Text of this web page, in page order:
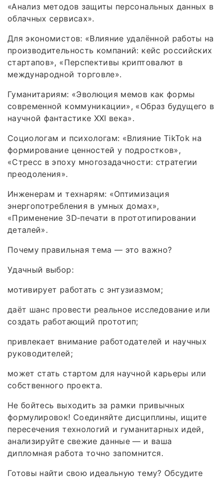
«Анализ методов защиты персональных данных в
облачных сервисах».
Для экономистов: «Влияние удалённой работы на
производительность компаний: кейс российских
стартапов», «Перспективы криптовалют в
международной торговле».
Гуманитариям: «Эволюция мемов как формы
современной коммуникации», «Образ будущего в
научной фантастике XXI века».
Социологам и психологам: «Влияние TikTok на
формирование ценностей у подростков»,
«Стресс в эпоху многозадачности: стратегии
преодоления».
Инженерам и технарям: «Оптимизация
энергопотребления в умных домах»,
«Применение 3D‑печати в прототипировании
деталей».
Почему правильная тема — это важно?
Удачный выбор:
мотивирует работать с энтузиазмом;
даёт шанс провести реальное исследование или
создать работающий прототип;
привлекает внимание работодателей и научных
руководителей;
может стать стартом для научной карьеры или
собственного проекта.
Не бойтесь выходить за рамки привычных
формулировок! Соединяйте дисциплины, ищите
пересечения технологий и гуманитарных идей,
анализируйте свежие данные — и ваша
дипломная работа точно запомнится.
Готовы найти свою идеальную тему? Обсудите